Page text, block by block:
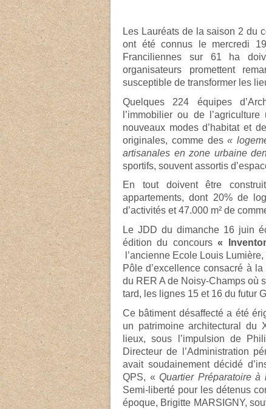
Les Lauréats de la saison 2 du
ont été connus le mercredi
Franciliennes sur 61 ha
organisateurs promettent
susceptible de transformer les
Quelques 224 équipes
l’immobilier ou de
nouveaux modes d’habitat et
originales, comme des«
artisanales en zone urbaine
sportifs, souvent assortis
En tout doivent être
appartements, dont 20% de
d’activités et 47.000 m² de
Le JDD du dimanche 16 juin
édition du concours«
l’ancienne Ecole Louis
Pôle d’excellence consacré à
du RER A de Noisy-Champs où
tard, les lignes 15 et 16 du futur
Ce bâtiment désaffecté a été
un patrimoine architectural du
lieux, sous l’impulsion de
Directeur de l’Administration
avait soudainement décidé
QPS, «Quartier Préparatoire à
Semi-liberté pour les détenus
époque, Brigitte MARSIGNY,